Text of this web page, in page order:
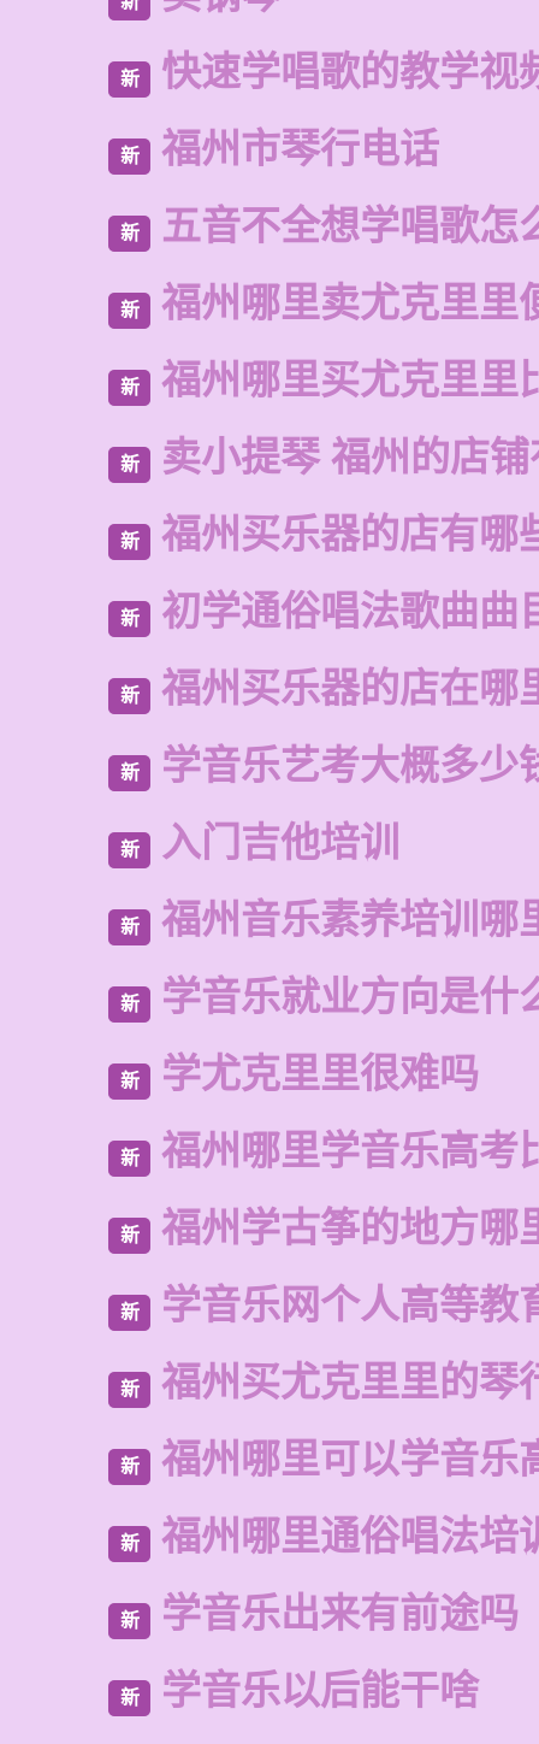
新 快速学唱歌的教学视
新 福州市琴行电话
新 五音不全想学唱歌怎
新 福州哪里卖尤克里里
新 福州哪里买尤克里里
新 卖小提琴 福州的店
新 福州买乐器的店有哪
新 初学通俗唱法歌曲曲
新 福州买乐器的店在哪
新 学音乐艺考大概多少
新 入门吉他培训
新 福州音乐素养培训哪
新 学音乐就业方向是什
新 学尤克里里很难吗
新 福州哪里学音乐高考
新 福州学古筝的地方哪
新 学音乐网个人高等教
新 福州买尤克里里的琴
新 福州哪里可以学音乐
新 福州哪里通俗唱法培
新 学音乐出来有前途吗
新 学音乐以后能干啥